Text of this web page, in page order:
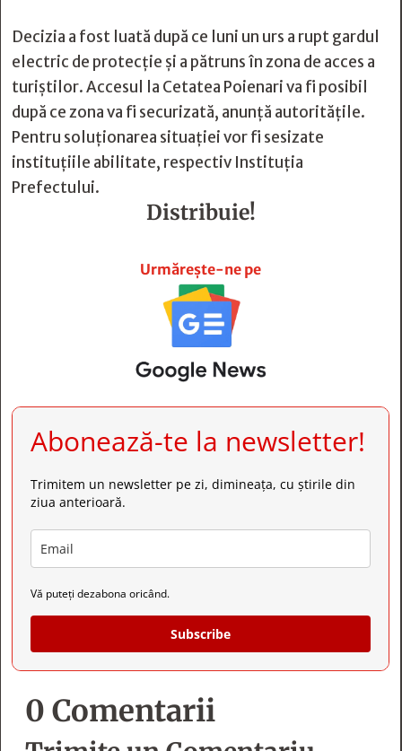
Decizia a fost luată după ce luni un urs a rupt gardul
electric de protecție și a pătruns în zona de acces a
turiștilor. Accesul la Cetatea Poienari va fi posibil
după ce zona va fi securizată, anunță autoritățile.
Pentru soluționarea situației vor fi sesizate
instituțiile abilitate, respectiv Instituția
Prefectului.
Distribuie!
Urmărește-ne pe
Abonează-te la newsletter!
Trimitem un newsletter pe zi, dimineața, cu știrile din
ziua anterioară.
Vă puteți dezabona oricând.
Subscribe
0 Comentarii